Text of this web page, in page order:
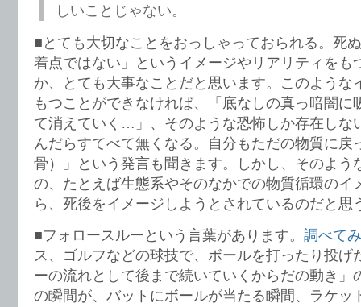
しいことじゃない。
■とても大切なことをおっしゃっておられる。死
着点ではない」というイメージやリアリティをも
か、とても大事なことだと思います。このような
もつことができなければ、「底なしの真っ暗闇
て消えていく…」、そのような恐怖しか存在しな
んだらすてべて無くなる。自分もただの物質に
骨）」という発言も聞きます。しかし、そのよう
の、たとえば生態系やそのなかでの物質循環のイ
ら、死後をイメージしようとされているのだと思
■フォロースルーという言葉があります。 調べて
ス、ゴルフなどの球技で、ボールを打ったり投げ
ーの流れとして後まで続いていくからだの動き」
の瞬間が、バットにボールが当たる瞬間、ラケッ